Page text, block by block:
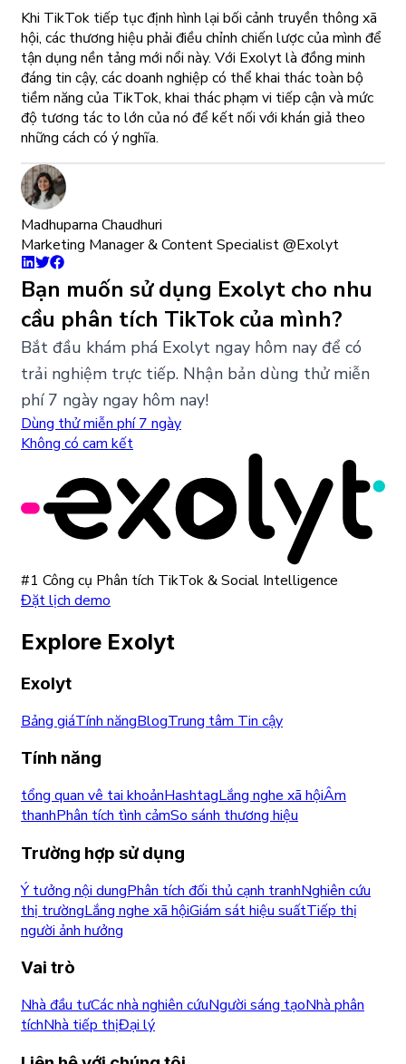
Khi TikTok tiếp tục định hình lại bối cảnh truyền thông xã
hội, các thương hiệu phải điều chỉnh chiến lược của mình để
tận dụng nền tảng mới nổi này. Với Exolyt là đồng minh
đáng tin cậy, các doanh nghiệp có thể khai thác toàn bộ
tiềm năng của TikTok, khai thác phạm vi tiếp cận và mức
độ tương tác to lớn của nó để kết nối với khán giả theo
những cách có ý nghĩa.
Madhuparna Chaudhuri
Marketing Manager & Content Specialist @Exolyt
Bạn muốn sử dụng Exolyt cho nhu
cầu phân tích TikTok của mình?
Bắt đầu khám phá Exolyt ngay hôm nay để có
trải nghiệm trực tiếp. Nhận bản dùng thử miễn
phí 7 ngày ngay hôm nay!
Dùng thử miễn phí 7 ngày
Không có cam kết
#1 Công cụ Phân tích TikTok & Social Intelligence
Đặt lịch demo
Explore Exolyt
Exolyt
Bảng giáTính năngBlogTrung tâm Tin cậy
Tính năng
tổng quan vê tai khoảnHashtagLắng nghe xã hộiÂm
thanhPhân tích tình cảmSo sánh thương hiệu
Trường hợp sử dụng
Ý tưởng nội dungPhân tích đối thủ cạnh tranhNghiên cứu
thị trườngLắng nghe xã hộiGiám sát hiệu suấtTiếp thị
người ảnh hưởng
Vai trò
Nhà đầu tưCác nhà nghiên cứuNgười sáng tạoNhà phân
tíchNhà tiếp thịĐại lý